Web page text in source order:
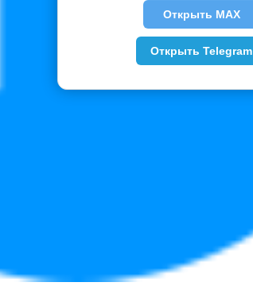
Открыть MAX
Открыть Telegram